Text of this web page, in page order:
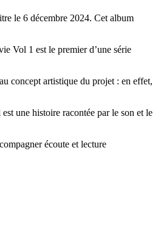
le 6 décembre 2024. Cet album
Vol 1 est le premier d’une série
concept artistique du projet : en effet,
une histoire racontée par le son et le
écoute et lecture